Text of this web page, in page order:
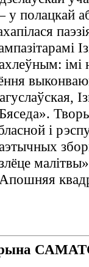
полацкай
імі
і